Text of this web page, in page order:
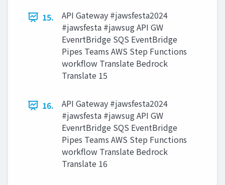
15.
API Gateway #jawsfesta2024
#jawsfesta #jawsug API GW
EvenrtBridge SQS EventBridge
Pipes Teams AWS Step Functions
workflow Translate Bedrock
Translate 15
16.
API Gateway #jawsfesta2024
#jawsfesta #jawsug API GW
EvenrtBridge SQS EventBridge
Pipes Teams AWS Step Functions
workflow Translate Bedrock
Translate 16